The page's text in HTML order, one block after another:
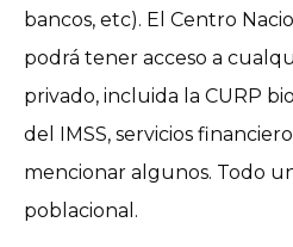
bancos, etc). El Centro
podrá tener acceso a
privado, incluida la CURP
del IMSS, servicios
mencionar algunos. Todo
poblacional.